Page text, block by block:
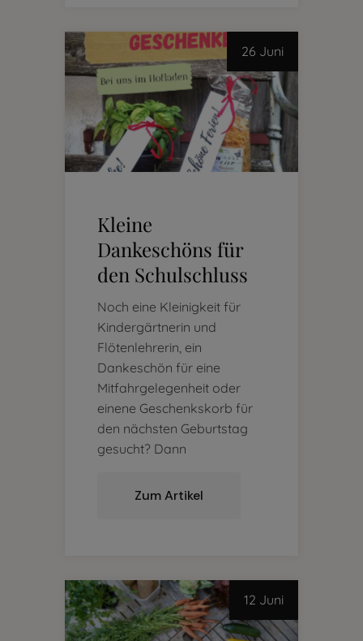
26 Juni
Kleine
Dankeschöns für
den Schulschluss
Noch eine Kleinigkeit für
Kindergärtnerin und
Flötenlehrerin, ein
Dankeschön für eine
Mitfahrgelegenheit oder
einene Geschenkskorb für
den nächsten Geburtstag
gesucht? Dann
Zum Artikel
12 Juni